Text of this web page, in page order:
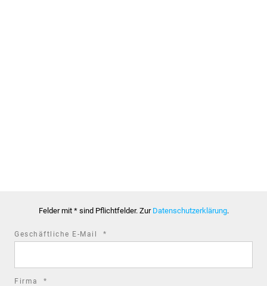
Felder mit * sind Pflichtfelder. Zur Datenschutzerklärung.
Geschäftliche E-Mail *
Firma *